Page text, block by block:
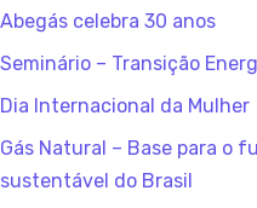
Abegás celebra 30 anos
Seminário – Transição
Dia Internacional da Mulher
Gás Natural – Base para o
sustentável do Brasil